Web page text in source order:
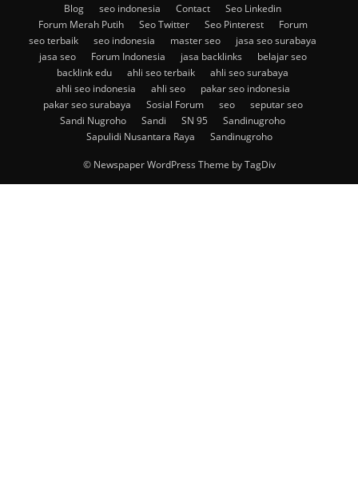
Blog seo indonesia Contact
Seo Linkedin
Forum Merah Putih
Seo Twitter Seo Pinterest
Forum
seo terbaik
seo indonesia master seo
jasa seo surabaya
jasa seo
Forum Indonesia jasa backlinks
belajar seo
backlink edu
ahli seo terbaik
ahli seo surabaya
ahli seo indonesia
ahli seo
pakar seo indonesia
pakar seo surabaya
Sosial Forum seo
seputar seo
Sandi Nugroho
Sandi SN 95
Sandinugroho
Sapulidi Nusantara Raya
Sandinugroho
© Newspaper WordPress Theme by TagDiv